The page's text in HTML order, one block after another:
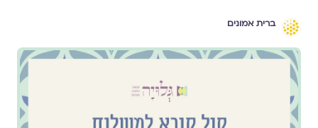
ברית אמונים